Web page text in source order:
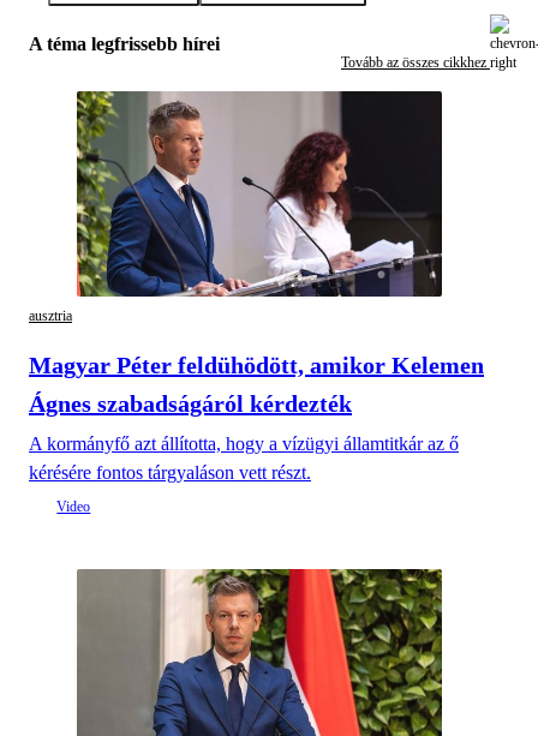
A téma legfrissebb hírei
Tovább az összes cikkhez
ausztria
Magyar Péter feldühödött, amikor Kelemen
Ágnes szabadságáról kérdezték
A kormányfő azt állította, hogy a vízügyi államtitkár az ő
kérésére fontos tárgyaláson vett részt.